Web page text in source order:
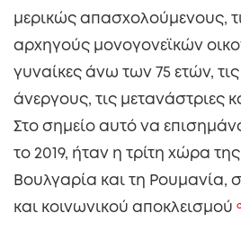
μερικώς απασχολούμενους,
αρχηγούς μονογονεϊκών
γυναίκες άνω των 75 ετών,
άνεργους, τις μετανάστριες
Στο σημείο αυτό να
το 2019, ήταν η τρίτη χώρα
Βουλγαρία και τη Ρουμανία,
και κοινωνικού αποκλεισμού